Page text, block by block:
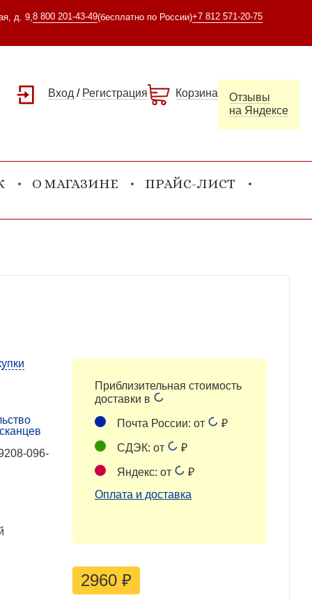
д. 9, 8 800 201-43-49(бесплатно по России)+7 812 571-20-75
Вход / Регистрация Корзина
Отзывы
на Яндексе
О МАГАЗИНЕ ПРАЙС-ЛИСТ
096-
Приблизительная стоимость
доставки в
Почта России: от ₽
СДЭК: от ₽
Яндекс: от
₽
Оплата и доставка
2960 ₽